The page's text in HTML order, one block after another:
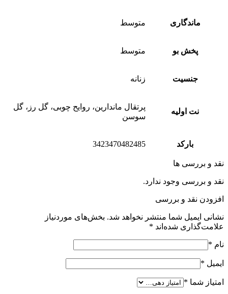
ماندگاری متوسط
پخش بو متوسط
جنسیت زنانه
نت اولیه
پرتقال ماندارین، روایح چوبی، گل رز، گل
سوسن
بارکد 3423470482485
نقد و بررسی ها
نقد و بررسی وجود ندارد.
افزودن نقد و بررسی
نشانی ایمیل شما منتشر نخواهد شد. بخش‌های موردنیاز
علامت‌گذاری شده‌اند *
نام *
ایمیل *
امتیاز شما *